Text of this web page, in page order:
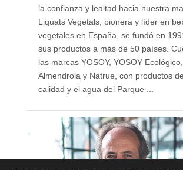
la confianza y lealtad hacia nuestra
Liquats Vegetals, pionera y líder en
vegetales en España, se fundó en
sus productos a más de 50 países.
las marcas YOSOY, YOSOY
Almendrola y Natrue, con productos
calidad y el agua del Parque ...